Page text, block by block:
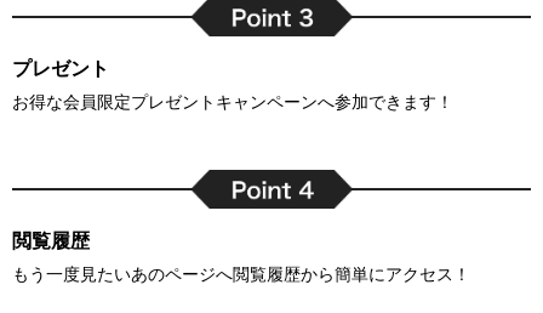
プレゼント
お得な会員限定プレゼントキャンペーンへ参加できます！
閲覧履歴
もう一度見たいあのページへ閲覧履歴から簡単にアクセス！